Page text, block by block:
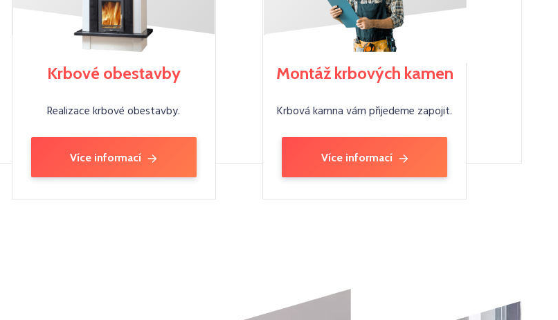
Krbové obestavby
Realizace krbové obestavby.
Více informací
Montáž krbových kamen
Krbová kamna vám přijedeme zapojit.
Více informací